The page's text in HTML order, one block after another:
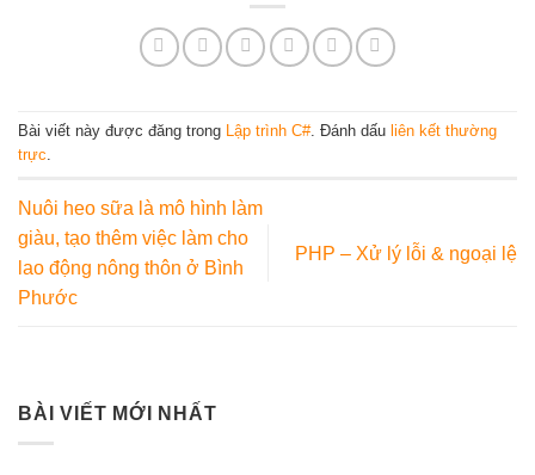
Bài viết này được đăng trong Lập trình C#. Đánh dấu liên kết thường
trực.
Nuôi heo sữa là mô hình làm
giàu, tạo thêm việc làm cho
lao động nông thôn ở Bình
Phước
PHP – Xử lý lỗi & ngoại lệ
BÀI VIẾT MỚI NHẤT